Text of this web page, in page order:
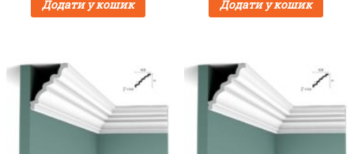
Додати у кошик Додати у кошик